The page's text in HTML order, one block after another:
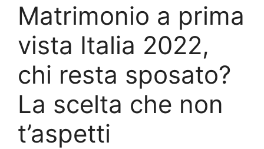
Matrimonio a prima
vista Italia 2022,
chi resta sposato?
La scelta che non
t’aspetti